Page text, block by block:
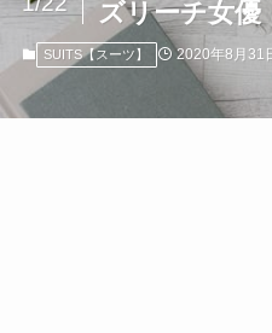
ズリーチ女優
SUITS【スーツ】 2020年8月31